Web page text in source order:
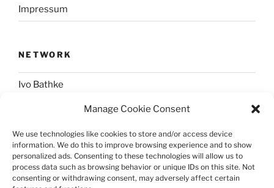
Manage Cookie Consent
We use technologies like cookies to store and/or access device
information. We do this to improve browsing experience and to show
personalized ads. Consenting to these technologies will allow us to
process data such as browsing behavior or unique IDs on this site. Not
consenting or withdrawing consent, may adversely affect certain
Impressum
NETWORK
Ivo Bathke
web-development.cc
SOCIAL
@nerdpress_org@phpc.social